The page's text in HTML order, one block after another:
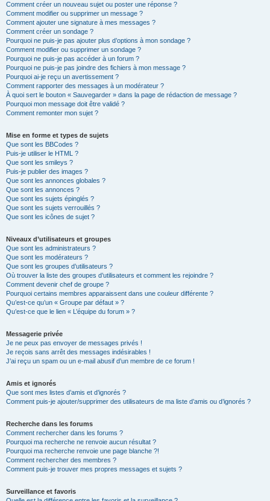
Comment créer un nouveau sujet ou poster une réponse ?
Comment modifier ou supprimer un message ?
Comment ajouter une signature à mes messages ?
Comment créer un sondage ?
Pourquoi ne puis-je pas ajouter plus d’options à mon sondage ?
Comment modifier ou supprimer un sondage ?
Pourquoi ne puis-je pas accéder à un forum ?
Pourquoi ne puis-je pas joindre des fichiers à mon message ?
Pourquoi ai-je reçu un avertissement ?
Comment rapporter des messages à un modérateur ?
À quoi sert le bouton « Sauvegarder » dans la page de rédaction de message ?
Pourquoi mon message doit être validé ?
Comment remonter mon sujet ?
Mise en forme et types de sujets
Que sont les BBCodes ?
Puis-je utiliser le HTML ?
Que sont les smileys ?
Puis-je publier des images ?
Que sont les annonces globales ?
Que sont les annonces ?
Que sont les sujets épinglés ?
Que sont les sujets verrouillés ?
Que sont les icônes de sujet ?
Niveaux d’utilisateurs et groupes
Que sont les administrateurs ?
Que sont les modérateurs ?
Que sont les groupes d’utilisateurs ?
Où trouver la liste des groupes d’utilisateurs et comment les rejoindre ?
Comment devenir chef de groupe ?
Pourquoi certains membres apparaissent dans une couleur différente ?
Qu’est-ce qu’un « Groupe par défaut » ?
Qu’est-ce que le lien « L’équipe du forum » ?
Messagerie privée
Je ne peux pas envoyer de messages privés !
Je reçois sans arrêt des messages indésirables !
J’ai reçu un spam ou un e-mail abusif d’un membre de ce forum !
Amis et ignorés
Que sont mes listes d’amis et d’ignorés ?
Comment puis-je ajouter/supprimer des utilisateurs de ma liste d’amis ou d’ignorés ?
Recherche dans les forums
Comment rechercher dans les forums ?
Pourquoi ma recherche ne renvoie aucun résultat ?
Pourquoi ma recherche renvoie une page blanche ?!
Comment rechercher des membres ?
Comment puis-je trouver mes propres messages et sujets ?
Surveillance et favoris